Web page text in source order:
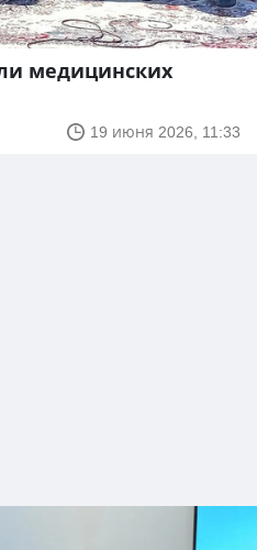
медицинских
19 июня 2026, 11:33